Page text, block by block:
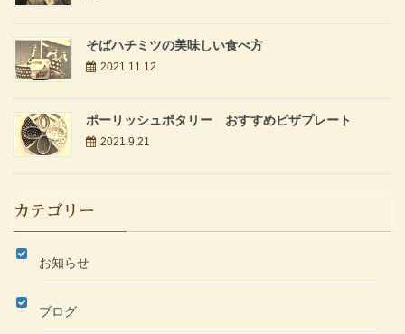
そばハチミツの美味しい食べ方
2021.11.12
ポーリッシュポタリー おすすめピザプレート
2021.9.21
カテゴリー
お知らせ
ブログ